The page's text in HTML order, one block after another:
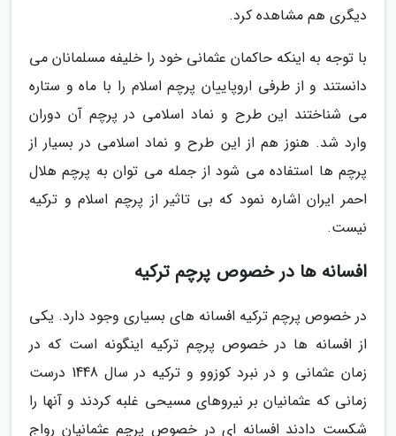
دیگری هم مشاهده کرد.
با توجه به اینکه حاکمان عثمانی خود را خلیفه مسلمانان می
دانستند و از طرفی اروپاییان پرچم اسلام را با ماه و ستاره
می شناختند این طرح و نماد اسلامی در پرچم آن دوران
وارد شد. هنوز هم از این طرح و نماد اسلامی در بسیار از
پرچم ها استفاده می شود از جمله می توان به پرچم هلال
احمر ایران اشاره نمود که بی تاثیر از پرچم اسلام و ترکیه
نیست.
افسانه ها در خصوص پرچم ترکیه
در خصوص پرچم ترکیه افسانه های بسیاری وجود دارد. یکی
از افسانه ها در خصوص پرچم ترکیه اینگونه است که در
زمان عثمانی و در نبرد کوزوو و ترکیه در سال 1448 درست
زمانی که عثمانیان بر نیروهای مسیحی غلبه کردند و آنها را
شکست دادند افسانه ای در خصوص پرچم عثمانیان رواج